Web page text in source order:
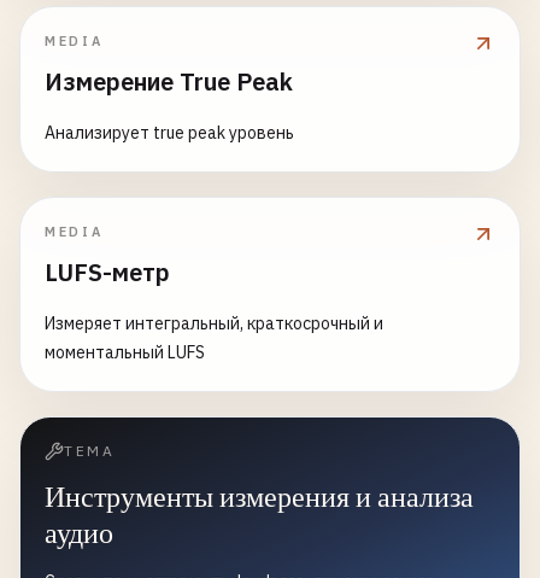
MEDIA
Измерение True Peak
Анализирует true peak уровень
MEDIA
LUFS-метр
Измеряет интегральный, краткосрочный и
моментальный LUFS
ТЕМА
Инструменты измерения и анализа
аудио